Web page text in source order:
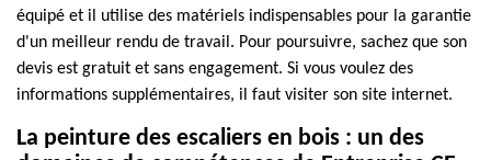
équipé et il utilise des matériels indispensables pour la garantie
d'un meilleur rendu de travail. Pour poursuivre, sachez que son
devis est gratuit et sans engagement. Si vous voulez des
informations supplémentaires, il faut visiter son site internet.
La peinture des escaliers en bois : un des